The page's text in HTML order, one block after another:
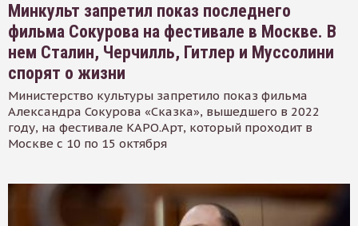
Минкульт запретил показ последнего
фильма Сокурова на фестивале в Москве. В
нем Сталин, Черчилль, Гитлер и Муссолини
спорят о жизни
Министерство культуры запретило показ фильма
Александра Сокурова «Сказка», вышедшего в 2022
году, на фестивале КАРО.Арт, который проходит в
Москве с 10 по 15 октября